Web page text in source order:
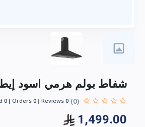
شفاط بولم هرمي اسود إيطالي
(0)
0
0
0
1,499.00